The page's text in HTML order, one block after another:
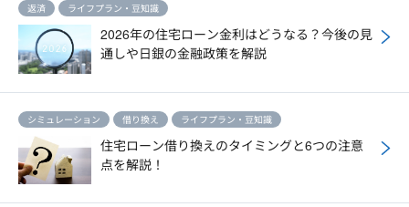
返済 ライフプラン・豆知識
2026年の住宅ローン金利はどうなる？今後の見
通しや日銀の金融政策を解説
シミュレーション 借り換え ライフプラン・豆知識
住宅ローン借り換えのタイミングと6つの注意
点を解説！